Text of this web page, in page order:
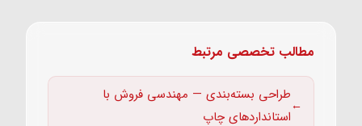
مطالب تخصصی مرتبط
طراحی بسته‌بندی — مهندسی فروش با
استانداردهای چاپ